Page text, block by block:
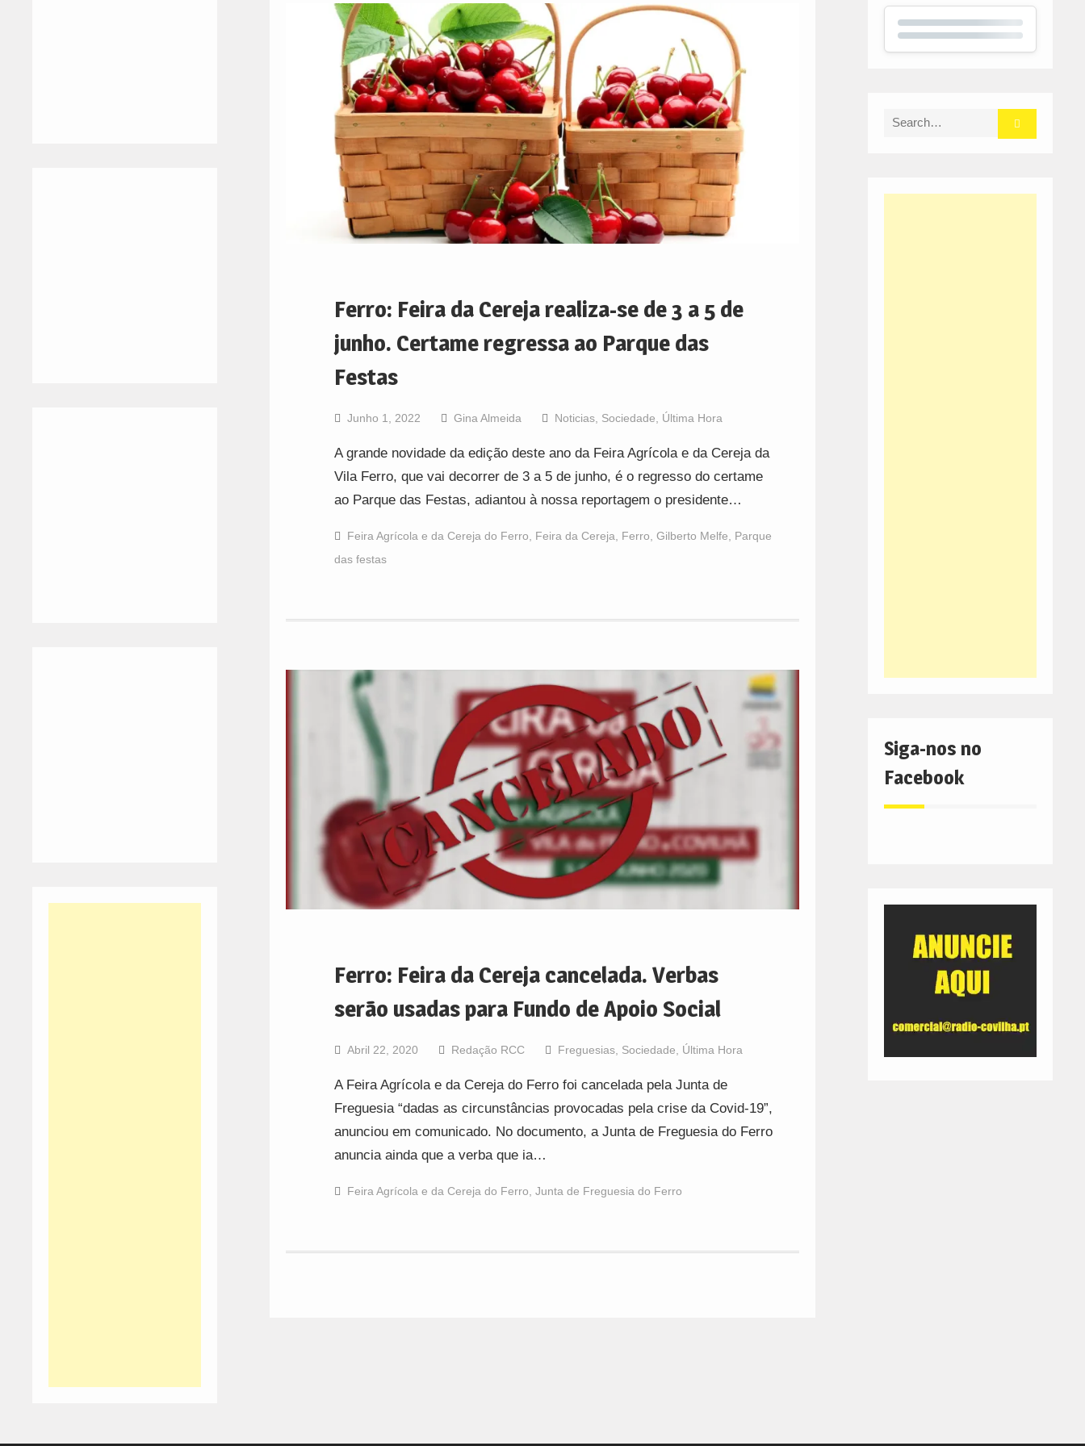
Ferro: Feira da Cereja realiza-se de 3 a 5 de
junho. Certame regressa ao Parque das
Festas
Junho 1, 2022 Gina Almeida Noticias, Sociedade Última Hora
A grande novidade da edição deste ano da Feira Agrícola e da Cereja da
Vila Ferro, que vai decorrer de 3 a 5 de junho, é o regresso do certame
ao Parque das Festas, adiantou à nossa reportagem o presidente…
Feira Agrícola e da Cereja do Ferro Feira da Cereja Ferro Gilberto Melfe
Parque
das festas
Ferro: Feira da Cereja cancelada. Verbas
serão usadas para Fundo de Apoio Social
Abril 22, 2020 Redação RCC Freguesias, Sociedade, Última Hora
A Feira Agrícola e da Cereja do Ferro foi cancelada pela Junta de
Freguesia “dadas as circunstâncias provocadas pela crise da Covid-19”,
anunciou em comunicado. No documento, a Junta de Freguesia do Ferro
anuncia ainda que a verba que ia…
Feira Agrícola e da Cereja do Ferro, Junta de Freguesia do Ferro
Search
Siga-nos no
Facebook